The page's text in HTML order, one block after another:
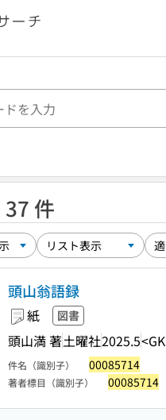
件
頭山翁語録
紙 図書
頭山満 著土曜社2025.5
件名（識別子） 00085714
著者標目（識別子） 00085714